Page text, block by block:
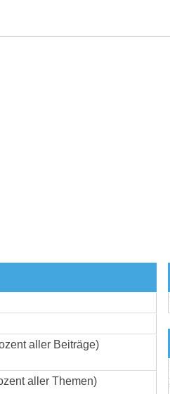
aller Beiträge)
aller Themen)